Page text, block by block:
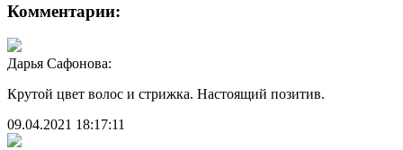
Комментарии:
Дарья Сафонова:
Крутой цвет волос и стрижка. Настоящий позитив.
09.04.2021 18:17:11